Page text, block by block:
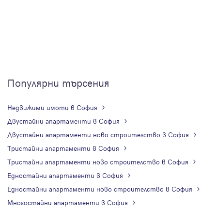
Популярни търсения
Недвижими имоти в София
Двустайни апартаменти в София
Двустайни апартаменти ново строителство в София
Тристайни апартаменти в София
Тристайни апартаменти ново строителство в София
Едностайни апартаменти в София
Едностайни апартаменти ново строителство в София
Многостайни апартаменти в София